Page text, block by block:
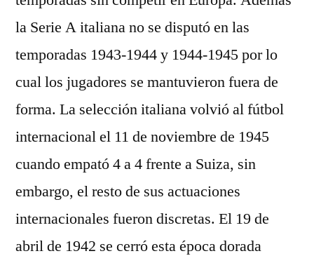
la Serie A italiana no se disputó en las
temporadas 1943-1944 y 1944-1945 por lo
cual los jugadores se mantuvieron fuera de
forma. La selección italiana volvió al fútbol
internacional el 11 de noviembre de 1945
cuando empató 4 a 4 frente a Suiza, sin
embargo, el resto de sus actuaciones
internacionales fueron discretas. El 19 de
abril de 1942 se cerró esta época dorada